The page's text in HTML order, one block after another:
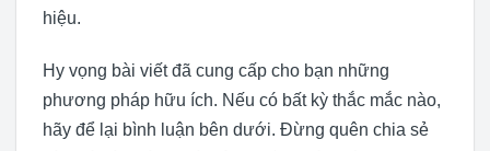
hiệu.
Hy vọng bài viết đã cung cấp cho bạn những
phương pháp hữu ích. Nếu có bất kỳ thắc mắc nào,
hãy để lại bình luận bên dưới. Đừng quên chia sẻ